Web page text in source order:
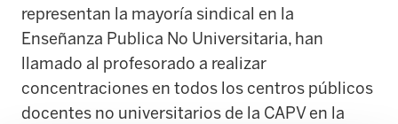
representan la mayoría sindical en la
Enseñanza Publica No Universitaria, han
llamado al profesorado a realizar
concentraciones en todos los centros públicos
docentes no universitarios de la CAPV en la